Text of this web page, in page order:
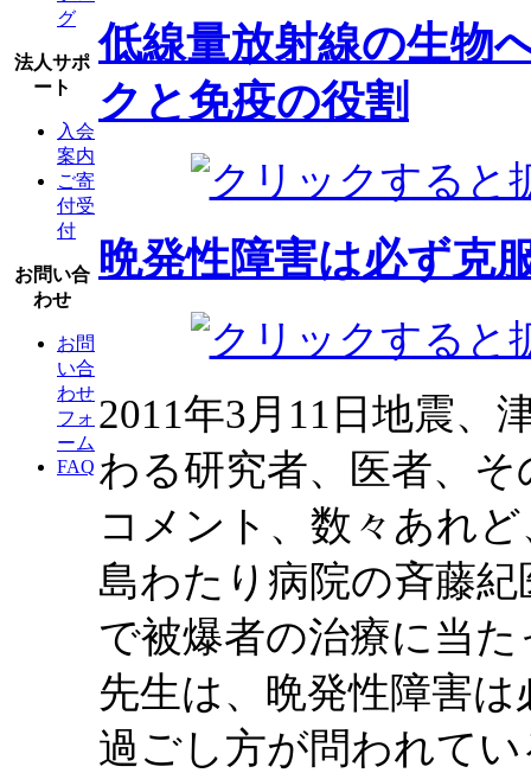
グ
法人サポ
ート
入会
案内
ご寄
付受
付
お問い合
わせ
お問
い合
わせ
フォ
ーム
FAQ
低線量放射線の生物
クと免疫の役割
晩発性障害は必ず克
2011年3月11日地震、
わる研究者、医者、
コメント、数々あれ
島わたり病院の斉藤
で被爆者の治療に当
先生は、晩発性障害
過ごし方が問われて